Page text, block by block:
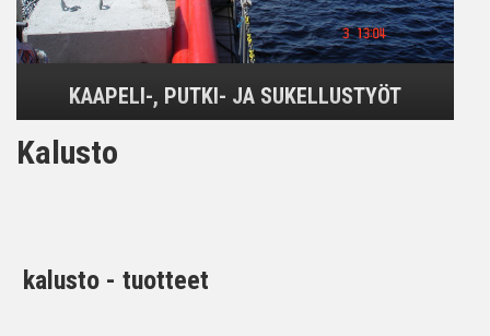
KAAPELI-, PUTKI- JA SUKELLUSTYÖT
Kalusto
kalusto - tuotteet